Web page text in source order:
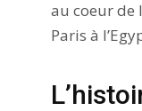
au coeur de
Paris à